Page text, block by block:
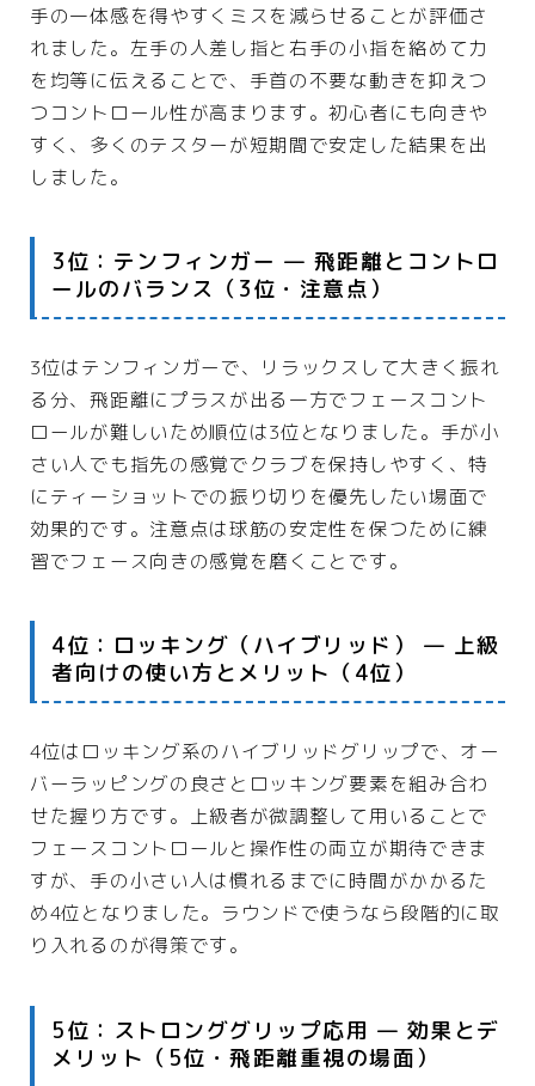
手の一体感を得やすくミスを減らせることが評価さ
れました。左手の人差し指と右手の小指を絡めて力
を均等に伝えることで、手首の不要な動きを抑えつ
つコントロール性が高まります。初心者にも向きや
すく、多くのテスターが短期間で安定した結果を出
しました。
3位：テンフィンガー — 飛距離とコントロ
ールのバランス（3位・注意点）
3位はテンフィンガーで、リラックスして大きく振れ
る分、飛距離にプラスが出る一方でフェースコント
ロールが難しいため順位は3位となりました。手が小
さい人でも指先の感覚でクラブを保持しやすく、特
にティーショットでの振り切りを優先したい場面で
効果的です。注意点は球筋の安定性を保つために練
習でフェース向きの感覚を磨くことです。
4位：ロッキング（ハイブリッド） — 上級
者向けの使い方とメリット（4位）
4位はロッキング系のハイブリッドグリップで、オー
バーラッピングの良さとロッキング要素を組み合わ
せた握り方です。上級者が微調整して用いることで
フェースコントロールと操作性の両立が期待できま
すが、手の小さい人は慣れるまでに時間がかかるた
め4位となりました。ラウンドで使うなら段階的に取
り入れるのが得策です。
5位：ストロンググリップ応用 — 効果とデ
メリット（5位・飛距離重視の場面）